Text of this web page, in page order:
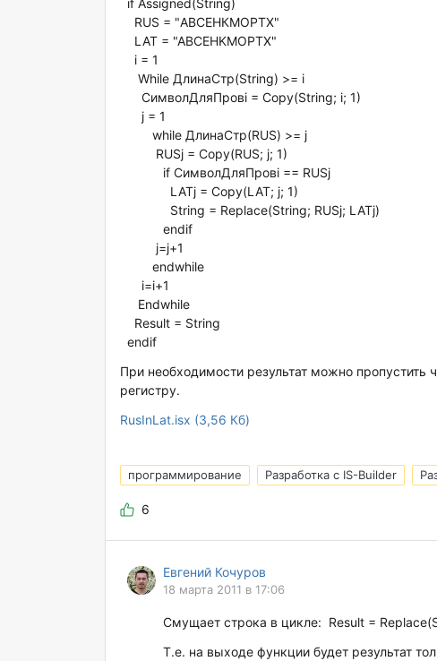
if Assigned(String)
RUS = "АВСЕНКМОРТХ"
LAT = "ABCEHKMOPTX"
i = 1
While ДлинаСтр(String) >= i
СимволДляПровi = Copy(String; i; 1)
j = 1
while ДлинаСтр(RUS) >= j
RUSj = Copy(RUS; j; 1)
if СимволДляПровi == RUSj
LATj = Copy(LAT; j; 1)
String = Replace(String; RUSj; LATj)
endif
j=j+1
endwhile
i=i+1
Endwhile
Result = String
endif
При необходимости результат можно
регистру.
RusInLat.isx (3,56 Кб)
программирование Разработка с IS-Builder
6
Евгений Кочуров
18 марта 2011 в 17:06
Смущает строка в цикле: Result =
Т.е. на выходе функции будет результат